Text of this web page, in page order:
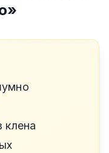
»
клена